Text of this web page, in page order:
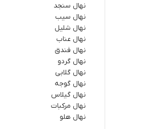
نهال سنجد
نهال سیب
نهال شلیل
نهال عناب
نهال فندق
نهال گردو
نهال گلابی
نهال گوجه
نهال گیلاس
نهال مرکبات
نهال هلو